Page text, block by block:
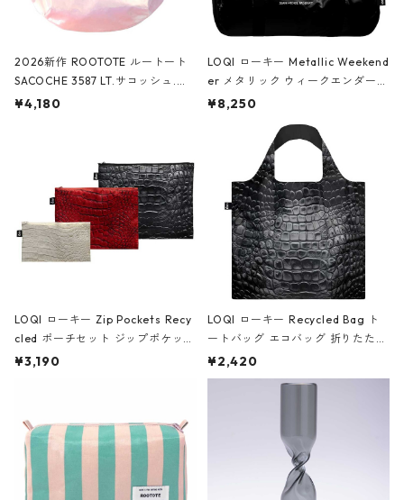
2026新作 ROOTOTE ルートート
SACOCHE 3587 LT.サコッシュ.ル
ミエ-B ショルダーバッグ グロスピ
¥4,180
LOQI ローキー Metallic Weekend
er メタリック ウィークエンダー
ボストンバッグ ショルダーバッグ
Black ジャン=ミッシェル・バスキ
ア/クラウン ブラック
¥8,250
LOQI ローキー Zip Pockets Recy
cled ポーチセット ジップポケット
ファスナーポーチ 撥水加工 トラベ
ーガンディー、オフホワイト
¥3,190
LOQI ローキー Recycled Bag ト
ートバッグ エコバッグ 折りたたみ
大きめ 撥水加工 収納ポーチ CRO
CODILE/Black クロコダイル/ブラ
¥2,420